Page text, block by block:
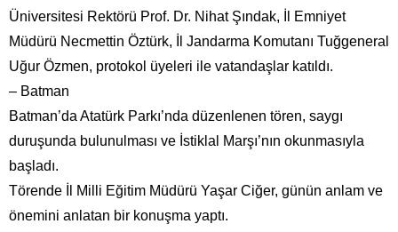
Üniversitesi Rektörü Prof. Dr. Nihat Şındak, İl Emniyet
Müdürü Necmettin Öztürk, İl Jandarma Komutanı Tuğgeneral
Uğur Özmen, protokol üyeleri ile vatandaşlar katıldı.
– Batman
Batman’da Atatürk Parkı’nda düzenlenen tören, saygı
duruşunda bulunulması ve İstiklal Marşı’nın okunmasıyla
başladı.
Törende İl Milli Eğitim Müdürü Yaşar Ciğer, günün anlam ve
önemini anlatan bir konuşma yaptı.